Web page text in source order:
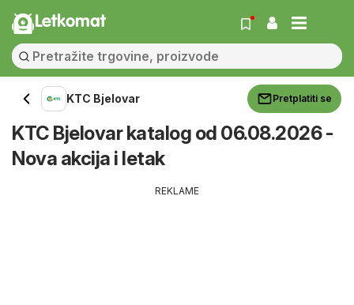
Letkomat
KTC Bjelovar Pretplatiti se
KTC Bjelovar katalog od 06.08.2026 -
Nova akcija i letak
REKLAME